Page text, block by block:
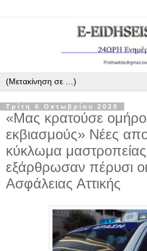
Τρίτη 6 Οκτωβρίου 2020
«Μας κρατούσε
εκβιασμούς» Νέες
κύκλωμα
εξάρθρωσαν πέρυσι οι
Ασφάλειας Αττικής